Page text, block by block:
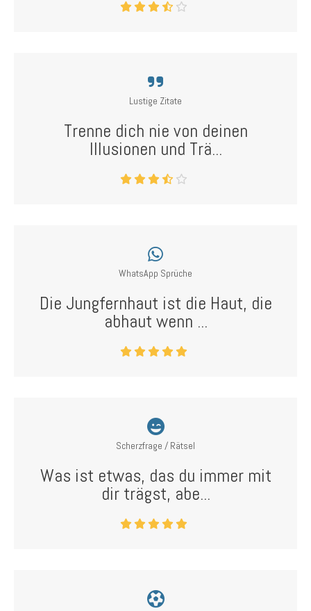
Lustige Zitate
Trenne dich nie von deinen
Illusionen und Trä...
WhatsApp Sprüche
Die Jungfernhaut ist die Haut, die
abhaut wenn ...
Scherzfrage / Rätsel
Was ist etwas, das du immer mit
dir trägst, abe...